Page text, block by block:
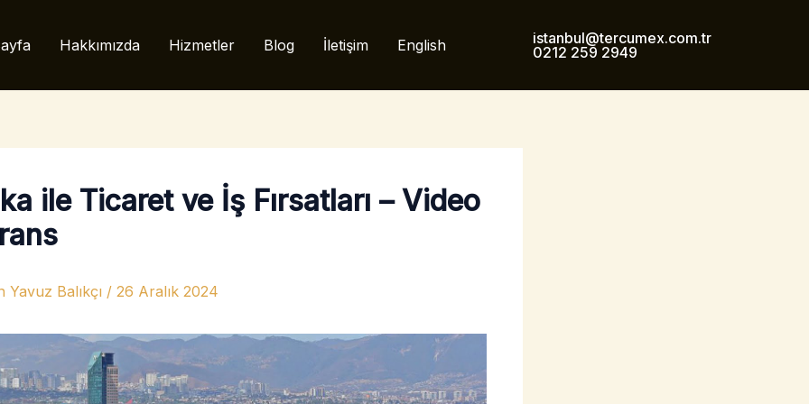
Hakkımızda Hizmetler Blog İletişim English
istanbul@tercumex.com.tr
0212 259 2949
ile Ticaret ve İş Fırsatları – Video
Yavuz Balıkçı / 26 Aralık 2024